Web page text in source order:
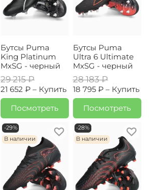
Бутсы Puma
King Platinum
MxSG - черный
29 215 ₽
21 652 ₽ – Купить
Посмотреть
Бутсы Puma
Ultra 6 Ultimate
MxSG - черный
28 183 ₽
18 795 ₽ – Купить
Посмотреть
-29%
В наличии
-28%
В наличии